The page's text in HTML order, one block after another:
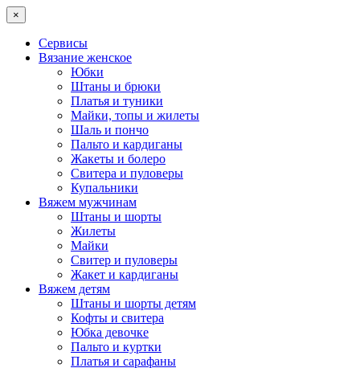
×
Сервисы
Вязание женское
Юбки
Штаны и брюки
Платья и туники
Майки, топы и жилеты
Шаль и пончо
Пальто и кардиганы
Жакеты и болеро
Свитера и пуловеры
Купальники
Вяжем мужчинам
Штаны и шорты
Жилеты
Майки
Свитер и пуловеры
Жакет и кардиганы
Вяжем детям
Штаны и шорты детям
Кофты и свитера
Юбка девочке
Пальто и куртки
Платья и сарафаны